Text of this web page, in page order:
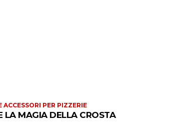
ACCESSORI PER PIZZERIE
LA MAGIA DELLA CROSTA